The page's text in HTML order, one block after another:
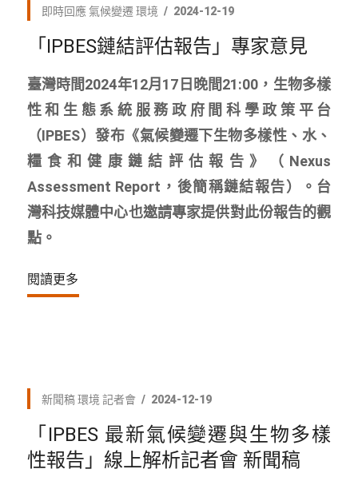
即時回應 氣候變遷 環境 2024-12-19
「IPBES鏈結評估報告」專家意見
臺灣時間2024年12月17日晚間21:00，生物多樣
性和生態系統服務政府間科學政策平台
（IPBES）發布《氣候變遷下生物多樣性、水、
糧食和健康鏈結評估報告》（Nexus
Assessment Report，後簡稱鏈結報告）。台
灣科技媒體中心也邀請專家提供對此份報告的觀
點。
閱讀更多
新聞稿 環境 記者會 2024-12-19
「IPBES 最新氣候變遷與生物多樣
性報告」線上解析記者會 新聞稿